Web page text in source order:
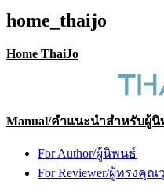
home_thaijo
Home ThaiJo
Manual/คำแนะนำสำหรับผู้
For Author/ผู้นิพนธ์
For Reviewer/ผู้ทรงคุ